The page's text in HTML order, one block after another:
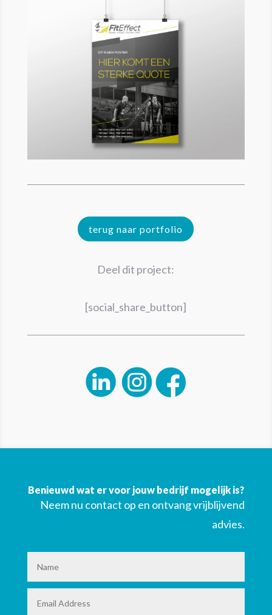
terug naar portfolio
Deel dit project:
[social_share_button]
Benieuwd wat er voor jouw bedrijf mogelijk is?
Neem nu contact op en ontvang vrijblijvend
advies.